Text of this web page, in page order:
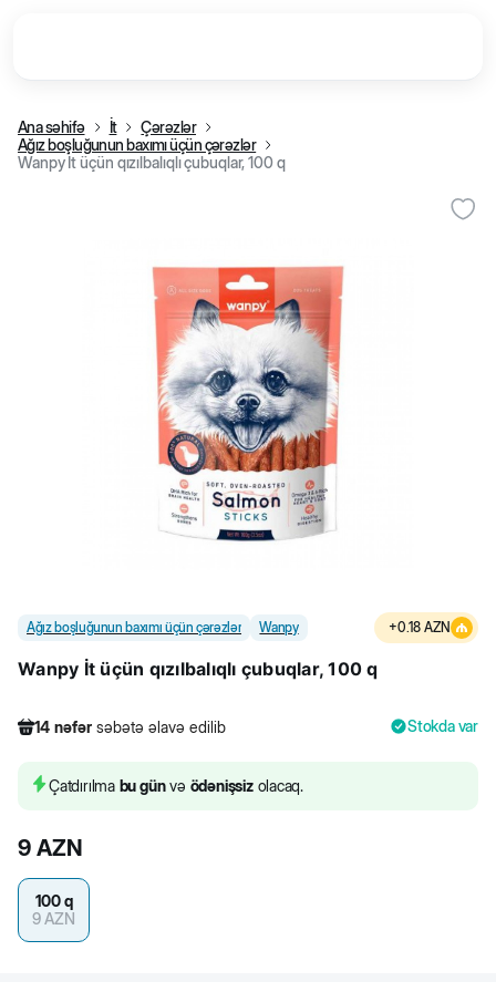
Ana səhifə İt
Çərəzlər
Ağız boşluğunun baxımı üçün çərəzlər
Wanpy İt üçün qızılbalıqlı çubuqlar, 100 q
Ağız boşluğunun baxımı üçün çərəzlər Wanpy +0.18 AZN
Wanpy İt üçün qızılbalıqlı çubuqlar, 100 q
14 nəfər səbətə əlavə edilib
47 nəfər məhsulu alıb
Stokda var
Çatdırılma bu günvə ödənişsizolacaq.
9 AZN
100 q
9AZN